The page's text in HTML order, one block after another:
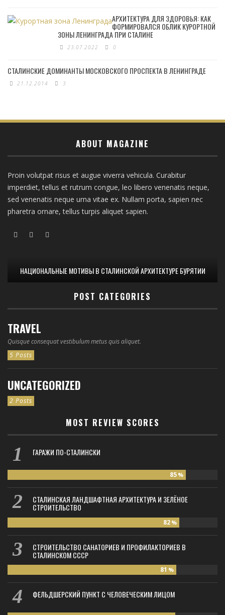
АРХИТЕКТУРА ДЛЯ ЗДОРОВЬЯ: КАК
ФОРМИРОВАЛСЯ ОБЛИК КУРОРТНОЙ
ЗОНЫ ЛЕНИНГРАДА ПРИ СТАЛИНЕ
23.07.2022 0
СТАЛИНСКИЕ ДОМИНАНТЫ МОСКОВСКОГО ПРОСПЕКТА В ЛЕНИНГРАДЕ
21.12.2014 3
ABOUT MAGAZINE
Proin volutpat risus et augue viverra vehicula. Curabitur
imperdiet, tellus et rutrum congue, leo libero venenatis neque,
sed venenatis neque urna vitae ex. Nullam porta, sapien nec
pharetra ornare, tellus turpis aliquet sapien.
НАЦИОНАЛЬНЫЕ МОТИВЫ В СТАЛИНСКОЙ АРХИТЕКТУРЕ БУРЯТИИ
POST CATEGORIES
TRAVEL
Quisque consequat vestibulum metus quis aliquet.
5 Posts
UNCATEGORIZED
2 Posts
MOST REVIEW SCORES
ГАРАЖИ ПО-СТАЛИНСКИ
85 %
СТАЛИНСКАЯ ЛАНДШАФТНАЯ АРХИТЕКТУРА И ЗЕЛЁНОЕ
СТРОИТЕЛЬСТВО
82 %
СТРОИТЕЛЬСТВО САНАТОРИЕВ И ПРОФИЛАКТОРИЕВ В
СТАЛИНСКОМ СССР
81 %
ФЕЛЬДШЕРСКИЙ ПУНКТ С ЧЕЛОВЕЧЕСКИМ ЛИЦОМ